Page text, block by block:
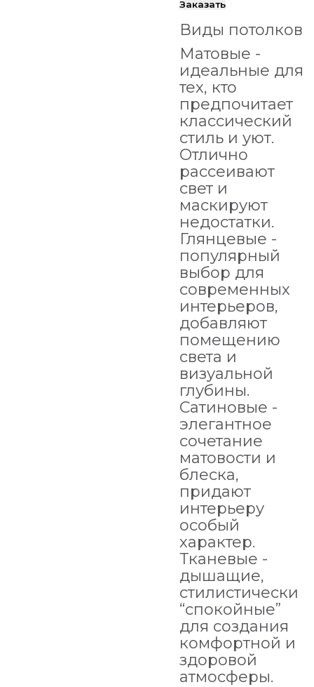
Заказать
Виды потолков
Матовые -
идеальные для
тех, кто
предпочитает
классический
стиль и уют.
Отлично
рассеивают
свет и
маскируют
недостатки.
Глянцевые -
популярный
выбор для
современных
интерьеров,
добавляют
помещению
света и
визуальной
глубины.
Сатиновые -
элегантное
сочетание
матовости и
блеска,
придают
интерьеру
особый
характер.
Тканевые -
дышащие,
стилистически
“спокойные”
для создания
комфортной и
здоровой
атмосферы.